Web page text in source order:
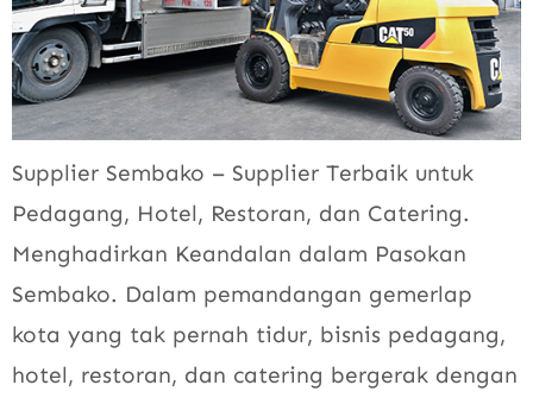
Supplier Sembako – Supplier Terbaik untuk
Pedagang, Hotel, Restoran, dan Catering.
Menghadirkan Keandalan dalam Pasokan
Sembako. Dalam pemandangan gemerlap
kota yang tak pernah tidur, bisnis pedagang,
hotel, restoran, dan catering bergerak dengan